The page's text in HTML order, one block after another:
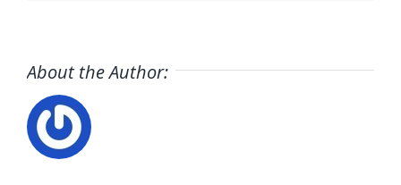
About the Author: